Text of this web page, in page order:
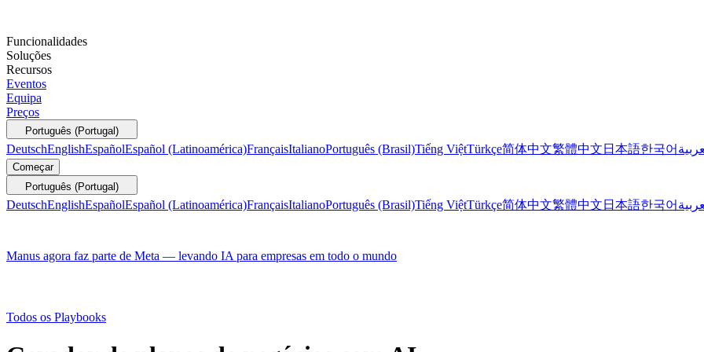
Funcionalidades
Soluções
Recursos
Eventos
Equipa
Preços
Português (Portugal)
DeutschEnglishEspañolEspañol (Latinoamérica)FrançaisItalianoPortuguês (Brasil)Tiếng ViệtTürkçe简体中文繁體中文 日本語한국어
Começar
Português (Portugal)
DeutschEnglishEspañolEspañol (Latinoamérica)FrançaisItalianoPortuguês (Brasil)Tiếng ViệtTürkçe简体中文繁體中文 日本語한국어
Manus agora faz parte de Meta — levando IA para empresas em todo o mundo
Todos os Playbooks